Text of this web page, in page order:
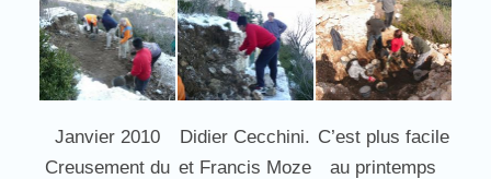
Janvier 2010
Creusement du
Didier Cecchini.
et Francis Moze
C’est plus facile
au printemps